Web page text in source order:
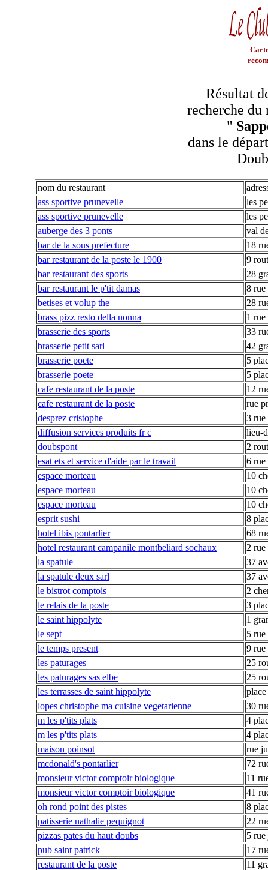
Résultat
recherche du
"
dans le
nom du restaurant
ass sportive prunevelle
les
ass sportive prunevelle
les
auberge des 3 ponts
val
bar de la sous prefecture
18
bar restaurant de la poste le 1900
9
bar restaurant des sports
28
bar restaurant le p'tit damas
8 rue
betises et volup the
28
brass pizz resto della nonna
1 rue
brasserie des sports
33
brasserie petit sarl
42
brasserie poete
5
brasserie poete
5
cafe restaurant de la poste
12
cafe restaurant de la poste
rue
desprez cristophe
3 rue
diffusion services produits fr c
lieu-
doubspont
2
esat ets et service d'aide par le travail
6
espace morteau
10
espace morteau
10
espace morteau
10
esprit sushi
8
hotel ibis pontarlier
68
hotel restaurant campanile montbeliard sochaux
2
la spatule
37
la spatule deux sarl
37
le bistrot comptois
2
le relais de la poste
3
le saint hippolyte
1
le sept
5 rue
le temps present
9 rue
les paturages
25
les paturages sas elbe
25
les terrasses de saint hippolyte
lopes christophe ma cuisine vegetarienne
30
m les p'tits plats
4
m les p'tits plats
4
maison poinsot
rue
mcdonald's pontarlier
72
monsieur victor comptoir biologique
11
monsieur victor comptoir biologique
41
oh rond point des pistes
8
patisserie nathalie pequignot
22
pizzas pates du haut doubs
5 rue
pub saint patrick
17
restaurant de la poste
11